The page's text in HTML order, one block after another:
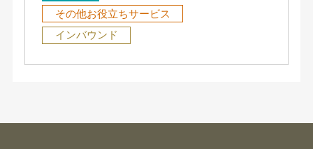
その他お役立ちサービス
インバウンド